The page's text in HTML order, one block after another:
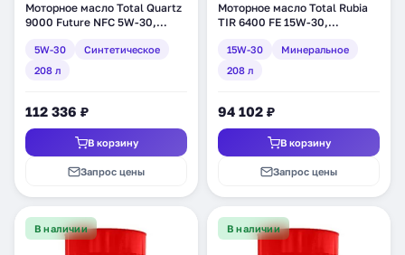
Моторное масло Total Quartz
9000 Future NFC 5W-30,
(171838)
5W-30
Синтетическое
208 л
112 336 ₽
В корзину
Запрос цены
Моторное масло Total Rubia
TIR 6400 FE 15W-30,
15W-30
Минеральное
208 л
94 102 ₽
В корзину
Запрос цены
В наличии В наличии